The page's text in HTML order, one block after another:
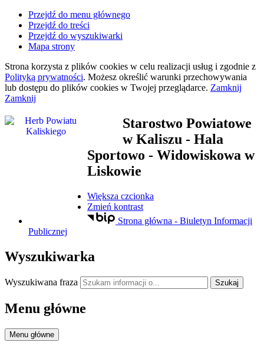
Przejdź do menu głównego
Przejdź do treści
Przejdź do wyszukiwarki
Mapa strony
Strona korzysta z plików cookies w celu realizacji usług i zgodnie z
Polityką prywatności. Możesz określić warunki przechowywania
lub dostępu do plików cookies w Twojej przeglądarce. Zamknij
Zamknij
Starostwo Powiatowe
w Kaliszu - Hala
Sportowo - Widowiskowa w
Liskowie
Większa czcionka
Zmień kontrast
Strona główna - Biuletyn Informacji
Publicznej
Wyszukiwarka
Wyszukiwana fraza Szukaj
Menu główne
Menu główne